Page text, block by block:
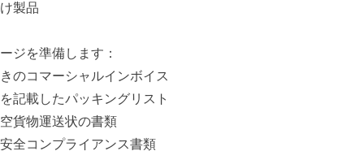
製品
ジを準備します：
のコマーシャルインボイス
記載したパッキングリスト
貨物運送状の書類
全コンプライアンス書類